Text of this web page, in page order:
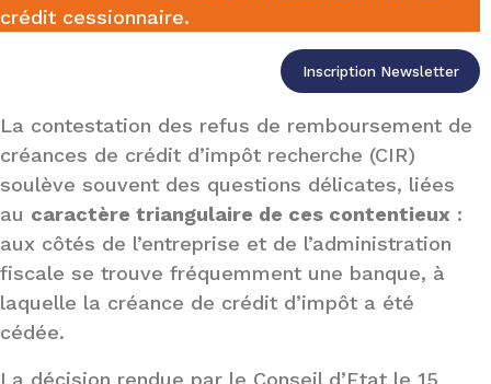
crédit cessionnaire.
Inscription Newsletter
La contestation des refus de remboursement de
créances de crédit d’impôt recherche (CIR)
soulève souvent des questions délicates, liées
au caractère triangulaire de ces contentieux :
aux côtés de l’entreprise et de l’administration
fiscale se trouve fréquemment une banque, à
laquelle la créance de crédit d’impôt a été
cédée.